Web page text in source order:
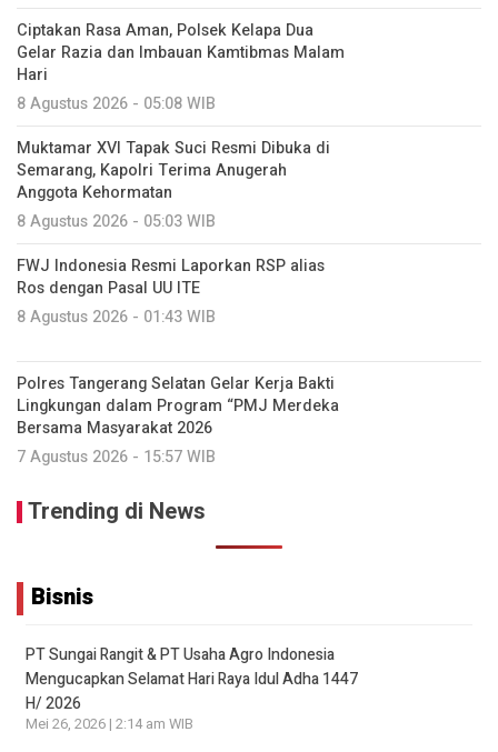
Ciptakan Rasa Aman, Polsek Kelapa Dua
Gelar Razia dan Imbauan Kamtibmas Malam
Hari
8 Agustus 2026 - 05:08 WIB
Muktamar XVI Tapak Suci Resmi Dibuka di
Semarang, Kapolri Terima Anugerah
Anggota Kehormatan
8 Agustus 2026 - 05:03 WIB
FWJ Indonesia Resmi Laporkan RSP alias
Ros dengan Pasal UU ITE
8 Agustus 2026 - 01:43 WIB
Polres Tangerang Selatan Gelar Kerja Bakti
Lingkungan dalam Program “PMJ Merdeka
Bersama Masyarakat 2026
7 Agustus 2026 - 15:57 WIB
Trending di News
Bisnis
PT Sungai Rangit & PT Usaha Agro Indonesia
Mengucapkan Selamat Hari Raya Idul Adha 1447
H/ 2026
Mei 26, 2026 | 2:14 am WIB